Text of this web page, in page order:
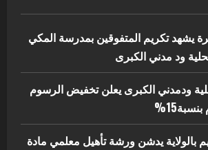
البيئة بالمحلية
يوليو 29, 2026
يشهد تكريم المتفوقين بمدرسة المكي
ود مدني الكبرى
ودمدني الكبرى يعلن تخفيض الرسوم
بالولاية يدشن ورشة تأهيل معلمي مادة